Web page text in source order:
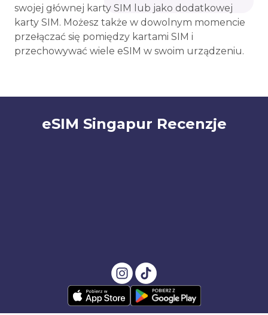
swojej głównej karty SIM lub jako dodatkowej
karty SIM. Możesz także w dowolnym momencie
przełączać się pomiędzy kartami SIM i
przechowywać wiele eSIM w swoim urządzeniu.
eSIM Singapur Recenzje